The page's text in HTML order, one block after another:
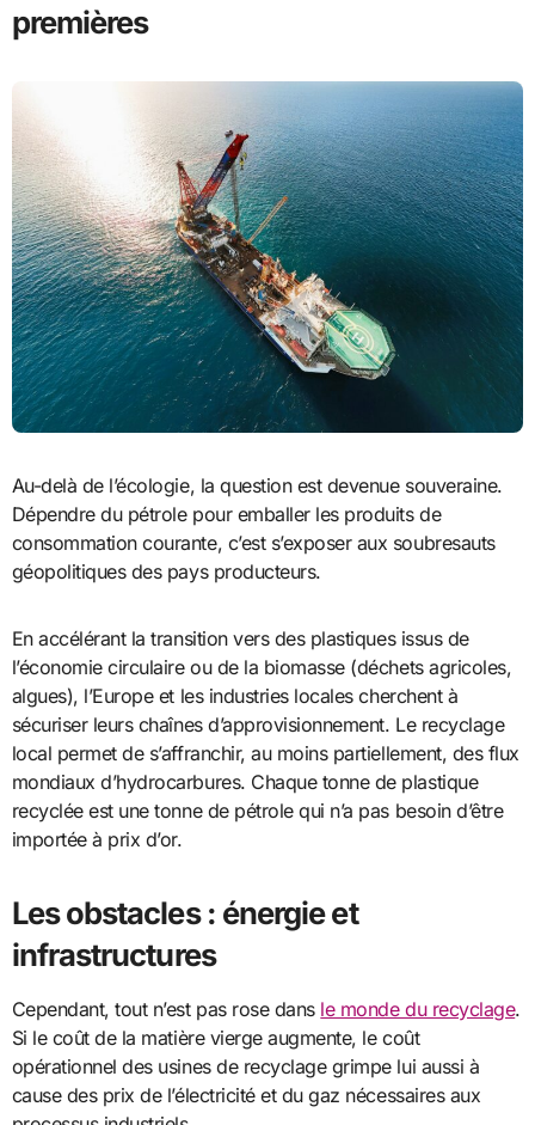
premières
Au-delà de l’écologie, la question est devenue souveraine.
Dépendre du pétrole pour emballer les produits de
consommation courante, c’est s’exposer aux soubresauts
géopolitiques des pays producteurs.
En accélérant la transition vers des plastiques issus de
l’économie circulaire ou de la biomasse (déchets agricoles,
algues), l’Europe et les industries locales cherchent à
sécuriser leurs chaînes d’approvisionnement. Le recyclage
local permet de s’affranchir, au moins partiellement, des flux
mondiaux d’hydrocarbures. Chaque tonne de plastique
recyclée est une tonne de pétrole qui n’a pas besoin d’être
importée à prix d’or.
Les obstacles : énergie et
infrastructures
Cependant, tout n’est pas rose dans le monde du recyclage.
Si le coût de la matière vierge augmente, le coût
opérationnel des usines de recyclage grimpe lui aussi à
cause des prix de l’électricité et du gaz nécessaires aux